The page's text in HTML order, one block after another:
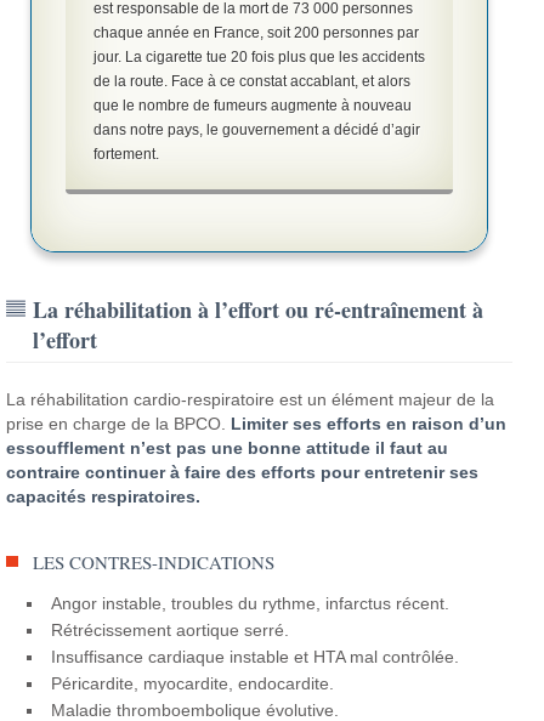
est responsable de la mort de 73 000 personnes
chaque année en France, soit 200 personnes par
jour. La cigarette tue 20 fois plus que les accidents
de la route. Face à ce constat accablant, et alors
que le nombre de fumeurs augmente à nouveau
dans notre pays, le gouvernement a décidé d’agir
fortement.
La réhabilitation à l’effort ou ré-entraînement à
l’effort
La réhabilitation cardio-respiratoire est un élément majeur de la
prise en charge de la BPCO. Limiter ses efforts en raison d’un
essoufflement n’est pas une bonne attitude il faut au
contraire continuer à faire des efforts pour entretenir ses
capacités respiratoires.
LES CONTRES-INDICATIONS
Angor instable, troubles du rythme, infarctus récent.
Rétrécissement aortique serré.
Insuffisance cardiaque instable et HTA mal contrôlée.
Péricardite, myocardite, endocardite.
Maladie thromboembolique évolutive.